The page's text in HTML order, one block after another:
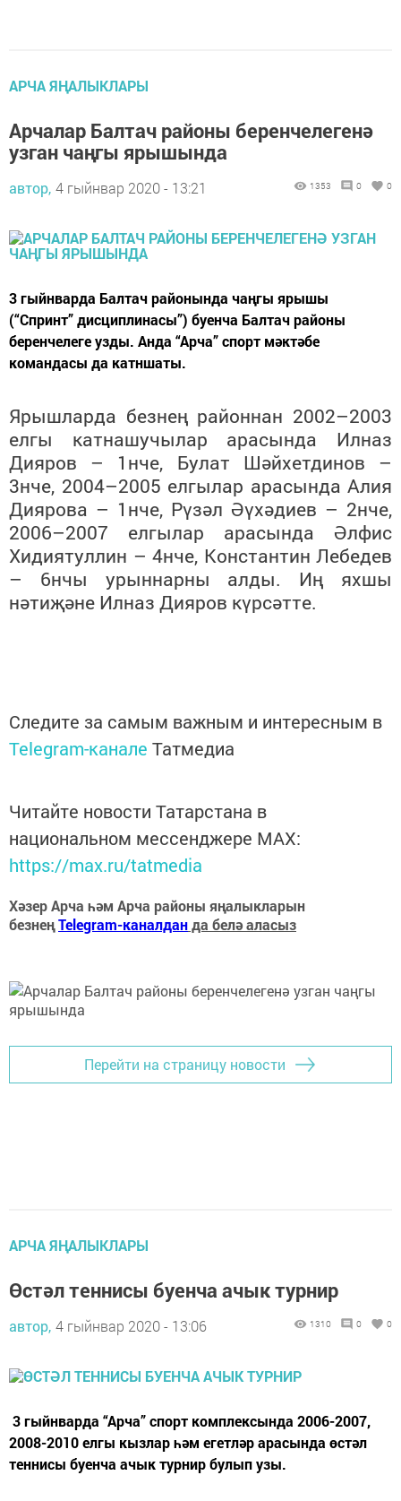
АРЧА ЯҢАЛЫКЛАРЫ
Арчалар Балтач районы беренчелегенә
узган чаңгы ярышында
автор, 4 гыйнвар 2020 - 13:21 1353 0 0
3 гыйнварда Балтач районында чаңгы ярышы
(“Спринт” дисциплинасы”) буенча Балтач районы
беренчелеге узды. Анда “Арча” спорт мәктәбе
командасы да катншаты.
Ярышларда безнең районнан 2002–2003
елгы катнашучылар арасында Илназ
Дияров – 1нче, Булат Шәйхетдинов –
3нче, 2004–2005 елгылар арасында Алия
Диярова – 1нче, Рүзәл Әүхәдиев – 2нче,
2006–2007 елгылар арасында Әлфис
Хидиятуллин – 4нче, Константин Лебедев
– 6нчы урыннарны алды. Иң яхшы
нәтиҗәне Илназ Дияров күрсәтте.
Следите за самым важным и интересным в
Telegram-канале Татмедиа
Читайте новости Татарстана в
национальном мессенджере MАХ:
https://max.ru/tatmedia
Хәзер Арча һәм Арча районы яңалыкларын
безнеңTelegram-каналданда белә аласыз
Перейти на страницу новости
АРЧА ЯҢАЛЫКЛАРЫ
Өстәл теннисы буенча ачык турнир
автор, 4 гыйнвар 2020 - 13:06 1310 0 0
3 гыйнварда “Арча” спорт комплексында 2006-2007,
2008-2010 елгы кызлар һәм егетләр арасында өстәл
теннисы буенча ачык турнир булып узы.